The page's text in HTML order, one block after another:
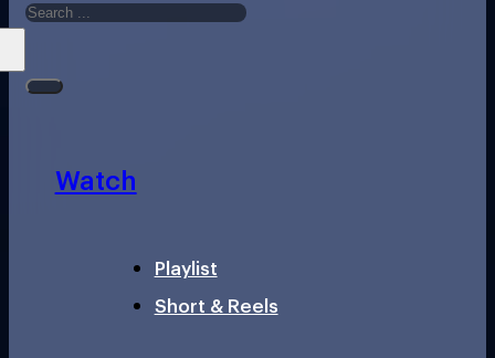
Watch
Playlist
Short & Reels